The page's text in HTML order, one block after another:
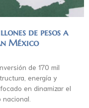
de pesos a
México
de 170 mil
energía y
en dinamizar el